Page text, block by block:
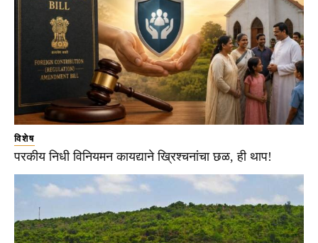
विशेष
परकीय निधी विनियमन कायद्याने ख्रिश्चनांचा छळ, ही थाप!